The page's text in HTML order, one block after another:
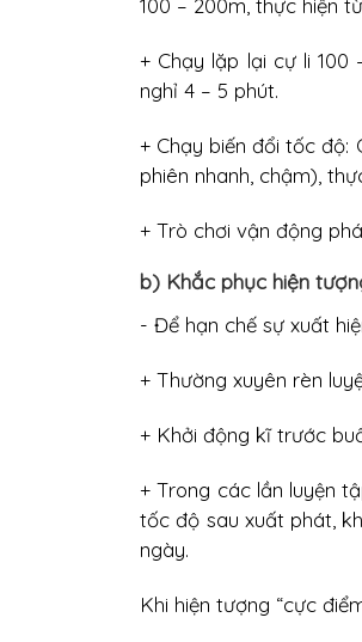
100 – 200m, thực hiện
+ Chạy lặp lại cự li
nghỉ 4 – 5 phút.
+ Chạy biến đổi tốc độ:
phiên nhanh, chậm),
+ Trò chơi vận động
b) Khắc phục hiện
- Để hạn chế sự xuất
+ Thường xuyên rèn
+ Khởi động kĩ trước
+ Trong các lần luyện
tốc độ sau xuất phát,
ngày.
Khi hiện tượng “cực